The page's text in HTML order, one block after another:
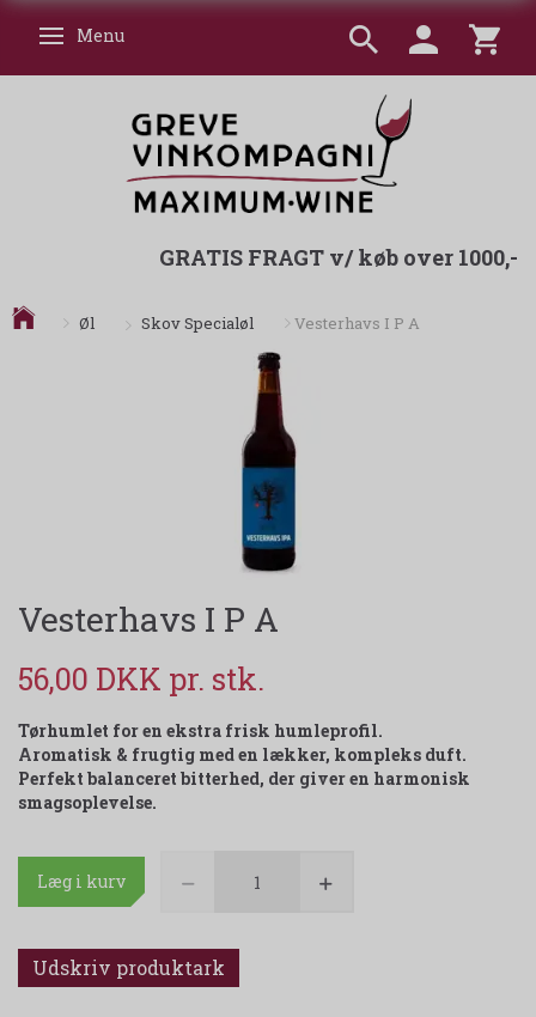
Skifte navigation
Menu
GRATIS FRAGT v/ køb over 1000,-
Øl Skov Specialøl Vesterhavs I P A
Vesterhavs I P A
56,00 DKK
Tørhumlet for en ekstra frisk humleprofil.
Aromatisk & frugtig med en lækker, kompleks duft.
Perfekt balanceret bitterhed, der giver en harmonisk
smagsoplevelse.
Læg i kurv
Udskriv produktark